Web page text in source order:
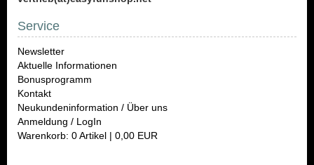
Service
Newsletter
Aktuelle Informationen
Bonusprogramm
Kontakt
Neukundeninformation / Über uns
Anmeldung / LogIn
Warenkorb: 0 Artikel | 0,00 EUR